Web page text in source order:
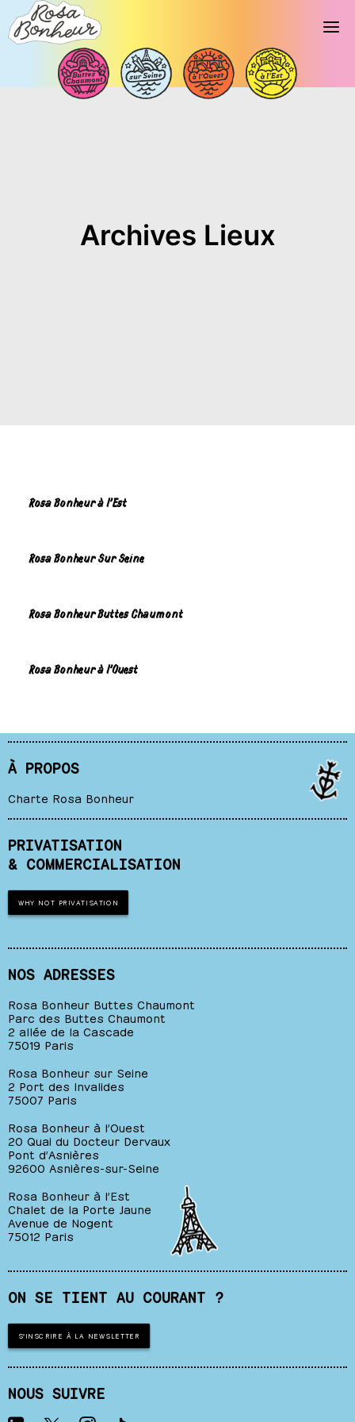
Archives Lieux
Rosa Bonheur à l'Est
Rosa Bonheur Sur Seine
Rosa Bonheur Buttes Chaumont
Rosa Bonheur à l'Ouest
À PROPOS
Charte Rosa Bonheur
PRIVATISATION
& COMMERCIALISATION
WHY NOT PRIVATISATION
NOS ADRESSES
Rosa Bonheur Buttes Chaumont
Parc des Buttes Chaumont
2 allée de la Cascade
75019 Paris
Rosa Bonheur sur Seine
2 Port des Invalides
75007 Paris
Rosa Bonheur à l’Ouest
20 Quai du Docteur Dervaux
Pont d’Asnières
92600 Asnières-sur-Seine
Rosa Bonheur à l’Est
Chalet de la Porte Jaune
Avenue de Nogent
75012 Paris
ON SE TIENT AU COURANT ?
S'INSCRIRE À LA NEWSLETTER
NOUS SUIVRE